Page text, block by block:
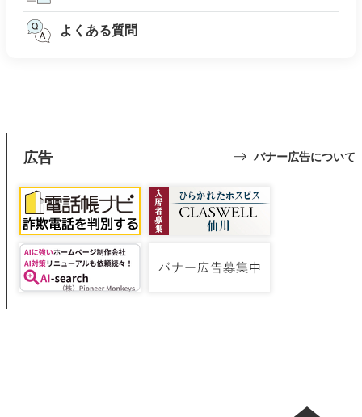
よくある質問
広告 バナー広告について